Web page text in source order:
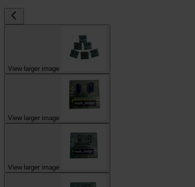
View larger image
View larger image
View larger image